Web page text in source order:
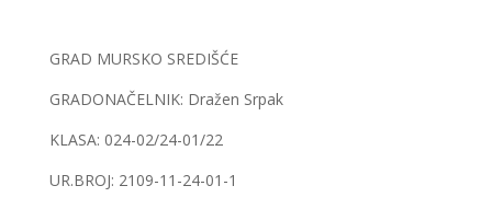
GRAD MURSKO SREDIŠĆE
GRADONAČELNIK: Dražen Srpak
KLASA: 024-02/24-01/22
UR.BROJ: 2109-11-24-01-1